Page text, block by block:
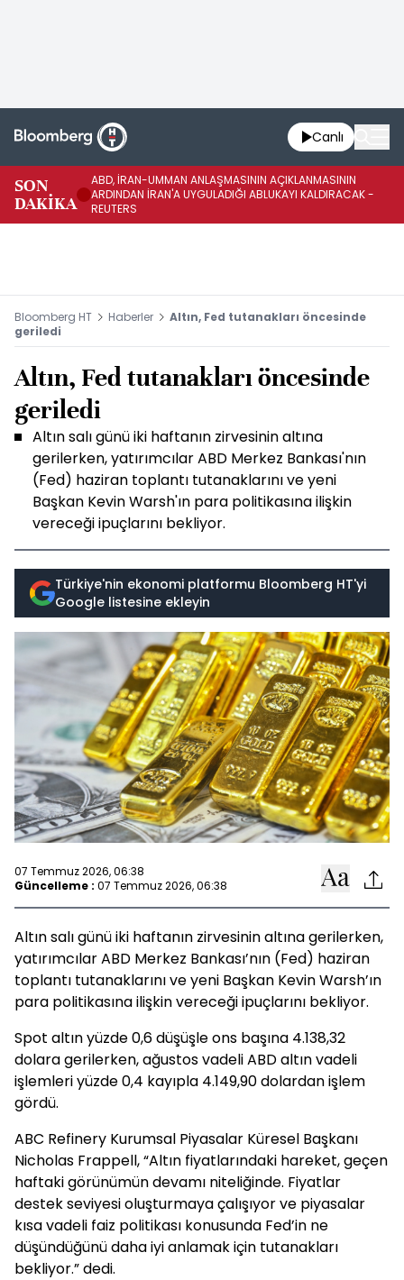
Canlı
SON
DAKİKA
ABD, İRAN-UMMAN ANLAŞMASININ AÇIKLANMASININ
ARDINDAN İRAN'A UYGULADIĞI ABLUKAYI KALDIRACAK -
REUTERS
Bloomberg HT Haberler
Altın, Fed tutanakları öncesinde
geriledi
Altın, Fed tutanakları öncesinde
geriledi
Altın salı günü iki haftanın zirvesinin altına
gerilerken, yatırımcılar ABD Merkez Bankası'nın
(Fed) haziran toplantı tutanaklarını ve yeni
Başkan Kevin Warsh'ın para politikasına ilişkin
vereceği ipuçlarını bekliyor.
Türkiye'nin ekonomi platformu Bloomberg HT'yi
Google listesine ekleyin
07 Temmuz 2026, 06:38
Güncelleme : 07 Temmuz 2026, 06:38
Altın salı günü iki haftanın zirvesinin altına gerilerken,
yatırımcılar ABD Merkez Bankası’nın (Fed) haziran
toplantı tutanaklarını ve yeni Başkan Kevin Warsh’ın
para politikasına ilişkin vereceği ipuçlarını bekliyor.
Spot altın yüzde 0,6 düşüşle ons başına 4.138,32
dolara gerilerken, ağustos vadeli ABD altın vadeli
işlemleri yüzde 0,4 kayıpla 4.149,90 dolardan işlem
gördü.
ABC Refinery Kurumsal Piyasalar Küresel Başkanı
Nicholas Frappell, “Altın fiyatlarındaki hareket, geçen
haftaki görünümün devamı niteliğinde. Fiyatlar
destek seviyesi oluşturmaya çalışıyor ve piyasalar
kısa vadeli faiz politikası konusunda Fed’in ne
düşündüğünü daha iyi anlamak için tutanakları
bekliyor.” dedi.